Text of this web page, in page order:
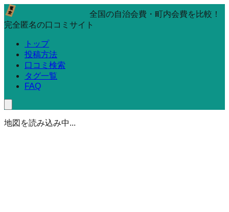
全国の自治会費・町内会費を比較！
完全匿名の口コミサイト
トップ
投稿方法
口コミ検索
タグ一覧
FAQ
地図を読み込み中...